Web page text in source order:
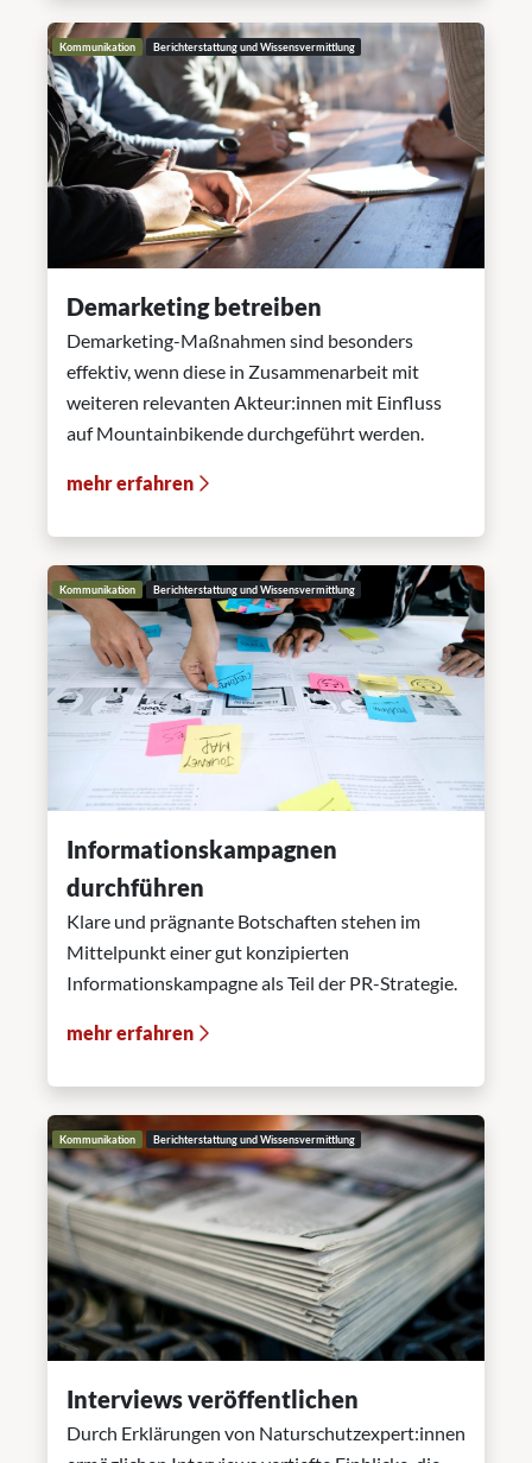
Kommunikation Berichterstattung und Wissensvermittlung
Demarketing betreiben
Demarketing-Maßnahmen sind besonders
effektiv, wenn diese in Zusammenarbeit mit
weiteren relevanten Akteur:innen mit Einfluss
auf Mountainbikende durchgeführt werden.
mehr erfahren
Kommunikation Berichterstattung und Wissensvermittlung
Informationskampagnen
durchführen
Klare und prägnante Botschaften stehen im
Mittelpunkt einer gut konzipierten
Informationskampagne als Teil der PR-Strategie.
mehr erfahren
Kommunikation Berichterstattung und Wissensvermittlung
Interviews veröffentlichen
Durch Erklärungen von Naturschutzexpert:innen